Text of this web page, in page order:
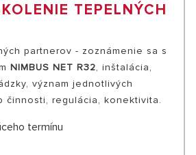
TEPELNÝCH
partnerov - zoznámenie sa s
NIMBUS NET R32, inštalácia,
význam jednotlivých
činnosti, regulácia, konektivita.
termínu